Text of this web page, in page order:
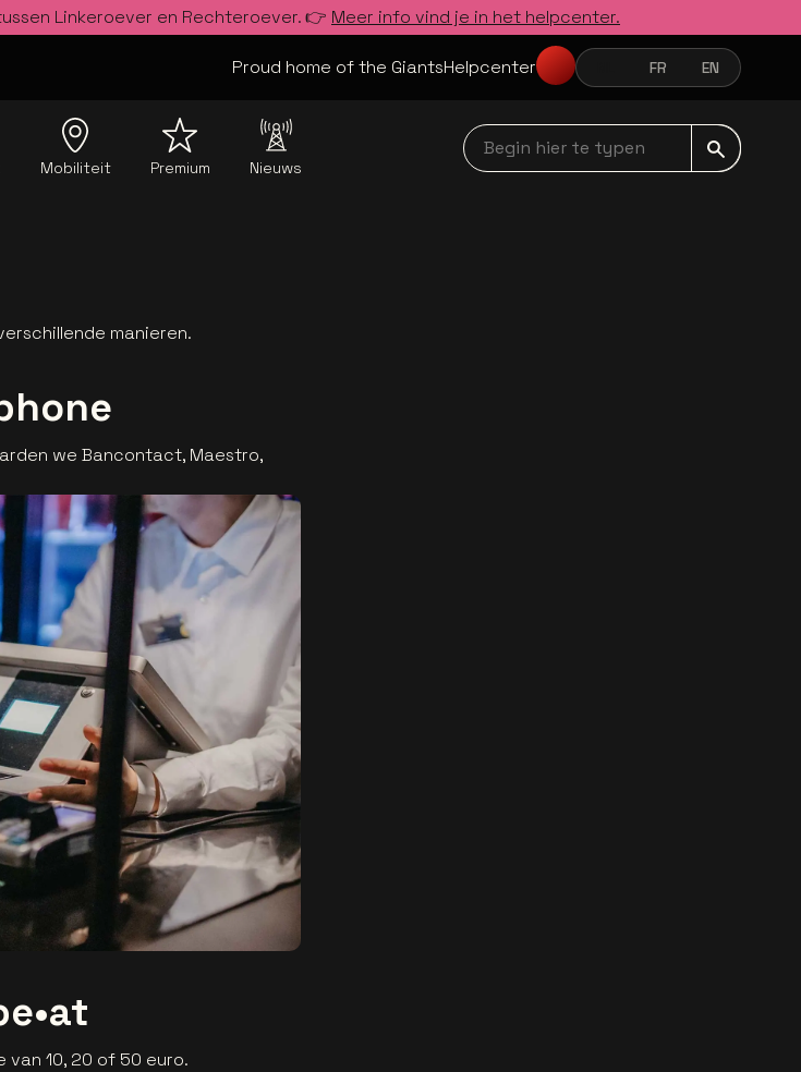
Linkeroever en Rechteroever. 👉 Meer info vind je in het helpcenter.
Proud home of the GiantsHelpcenter NEDERLANDSFRANÇAIS
FR ENGLISH
EN
Mobiliteit Premium Nieuws
Begin hier te typen navbar
manieren.
we Bancontact, Maestro,
10, 20 of 50 euro.